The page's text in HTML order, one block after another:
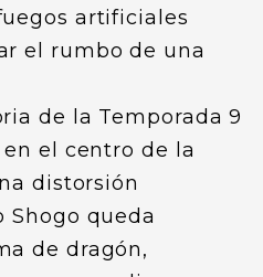
artificiales
el rumbo de una
de la Temporada 9
el centro de la
distorsión
Shogo queda
de dragón,